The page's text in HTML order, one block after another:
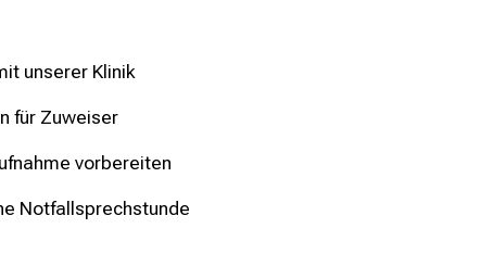
unserer Klinik
für Zuweiser
vorbereiten
Notfallsprechstunde